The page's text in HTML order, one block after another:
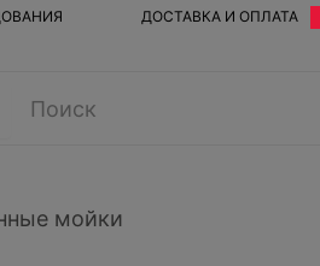
ДОСТАВКА И ОПЛАТА
мойки